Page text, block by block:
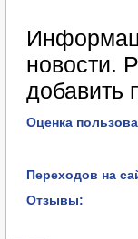
новости.
добавить
Оценка
Переходов на
Отзывы: